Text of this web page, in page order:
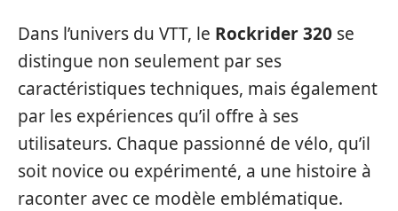
Dans l’univers du VTT, le Rockrider 320 se
distingue non seulement par ses
caractéristiques techniques, mais également
par les expériences qu’il offre à ses
utilisateurs. Chaque passionné de vélo, qu’il
soit novice ou expérimenté, a une histoire à
raconter avec ce modèle emblématique.